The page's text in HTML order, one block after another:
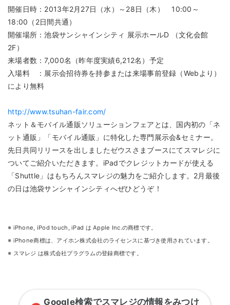
開催日時：2013年2月27日（水）～28日（木） 10:00～
18:00（2日間共通）
開催場所：池袋サンシャインシティ 展示ホールD （文化会館
2F）
来場者数：7,000名（昨年度実績6,212名）予定
入場料 ：展示会招待券を持参または来場事前登録（Webより）
により無料
http://www.tsuhan-fair.com/
ネット＆モバイル通販ソリューションフェアとは、国内初の「ネ
ット通販」「モバイル通販」に特化した専門展示会&セミナー。
先日共同リリースを出しましたゼウスさまブースにてスマレジに
ついてご紹介いただきます。iPadでクレジットカードが使える
「Shuttle」はもちろんスマレジの魅力をご紹介します。2月最後
の日は池袋サンシャインシティへぜひどうぞ！
※ iPhone, iPod touch, iPad は Apple Inc.の商標です。
※ iPhone商標は、アイホン株式会社のライセンスに基づき使用されています。
※ スマレジ は株式会社プラグラムの登録商標です。
Google検索でスマレジの情報をみつけ